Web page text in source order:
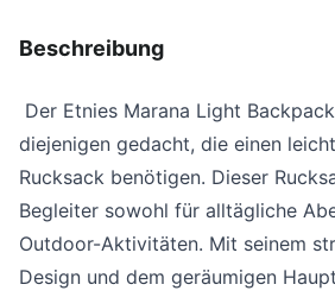
Beschreibung
Der Etnies Marana Light
diejenigen gedacht, die einen
Rucksack benötigen. Dieser
Begleiter sowohl für alltägliche
Outdoor-Aktivitäten. Mit seinem
Design und dem geräumigen